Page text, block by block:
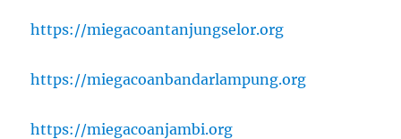
https://miegacoantanjungselor.org
https://miegacoanbandarlampung.org
https://miegacoanjambi.org